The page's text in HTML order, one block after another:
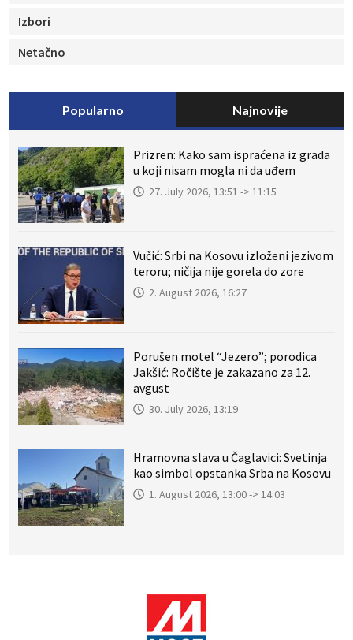
Izbori
Netačno
Popularno Najnovije
Prizren: Kako sam ispraćena iz grada
u koji nisam mogla ni da uđem
27. July 2026, 13:51 -> 11:15
Vučić: Srbi na Kosovu izloženi jezivom
teroru; ničija nije gorela do zore
2. August 2026, 16:27
Porušen motel “Jezero”; porodica
Jakšić: Ročište je zakazano za 12.
avgust
30. July 2026, 13:19
Hramovna slava u Čaglavici: Svetinja
kao simbol opstanka Srba na Kosovu
1. August 2026, 13:00 -> 14:03